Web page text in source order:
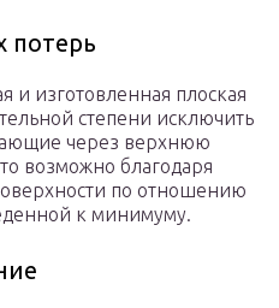
потерь
и изготовленная плоская
степени исключить
через верхнюю
возможно благодаря
по отношению
к минимуму.